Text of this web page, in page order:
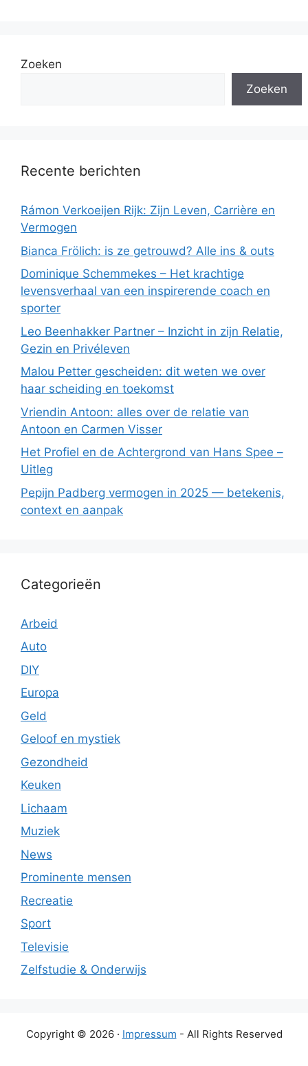
Zoeken
Zoeken
Recente berichten
Rámon Verkoeijen Rijk: Zijn Leven, Carrière en
Vermogen
Bianca Frölich: is ze getrouwd? Alle ins & outs
Dominique Schemmekes – Het krachtige
levensverhaal van een inspirerende coach en
sporter
Leo Beenhakker Partner – Inzicht in zijn Relatie,
Gezin en Privéleven
Malou Petter gescheiden: dit weten we over
haar scheiding en toekomst
Vriendin Antoon: alles over de relatie van
Antoon en Carmen Visser
Het Profiel en de Achtergrond van Hans Spee –
Uitleg
Pepijn Padberg vermogen in 2025 — betekenis,
context en aanpak
Categorieën
Arbeid
Auto
DIY
Europa
Geld
Geloof en mystiek
Gezondheid
Keuken
Lichaam
Muziek
News
Prominente mensen
Recreatie
Sport
Televisie
Zelfstudie & Onderwijs
Copyright © 2026 · Impressum - All Rights Reserved